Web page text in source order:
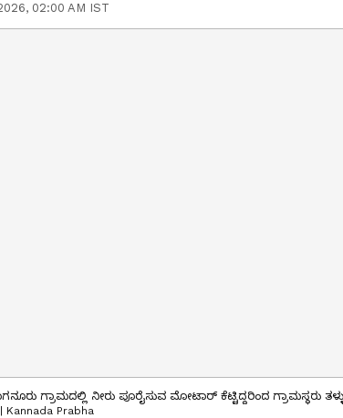
02:00 AM IST
ಗ್ರಾಮದಲ್ಲಿ ನೀರು ಪೂರೈಸುವ ಮೋಟಾರ್ ಕೆಟ್ಟಿದ್ದರಿಂದ ಗ್ರಾಮಸ್ಥರು
| Kannada Prabha